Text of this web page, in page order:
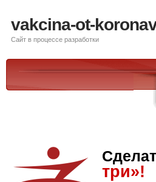
vakcina-ot-
Сайт в процессе разработки
три»!